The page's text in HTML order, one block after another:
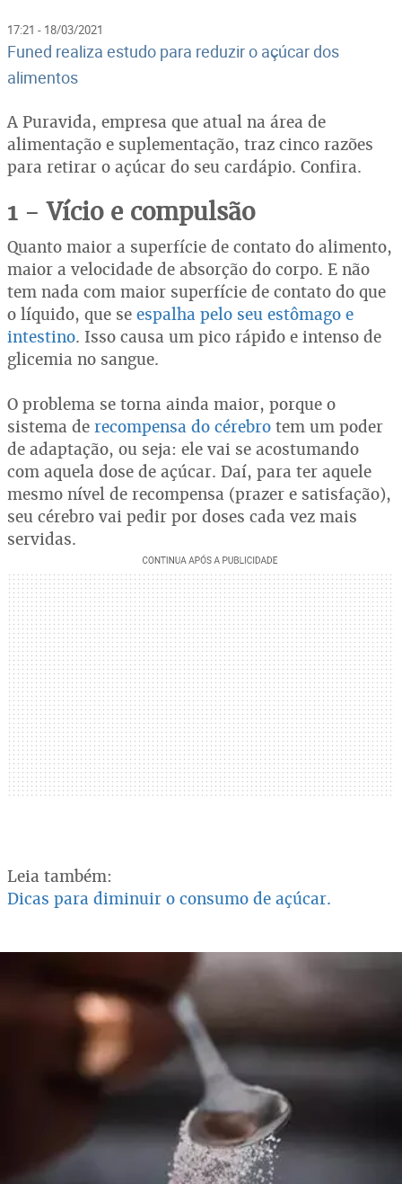
17:21 - 18/03/2021
Funed realiza estudo para reduzir o açúcar dos
alimentos
A Puravida, empresa que atual na área de
alimentação e suplementação, traz cinco razões
para retirar o açúcar do seu cardápio. Confira.
1 - Vício e compulsão
Quanto maior a superfície de contato do alimento,
maior a velocidade de absorção do corpo. E não
tem nada com maior superfície de contato do que
o líquido, que se espalha pelo seu estômago e
intestino. Isso causa um pico rápido e intenso de
glicemia no sangue.
O problema se torna ainda maior, porque o
sistema de recompensa do cérebro tem um poder
de adaptação, ou seja: ele vai se acostumando
com aquela dose de açúcar. Daí, para ter aquele
mesmo nível de recompensa (prazer e satisfação),
seu cérebro vai pedir por doses cada vez mais
servidas.
Leia também:
Dicas para diminuir o consumo de açúcar.